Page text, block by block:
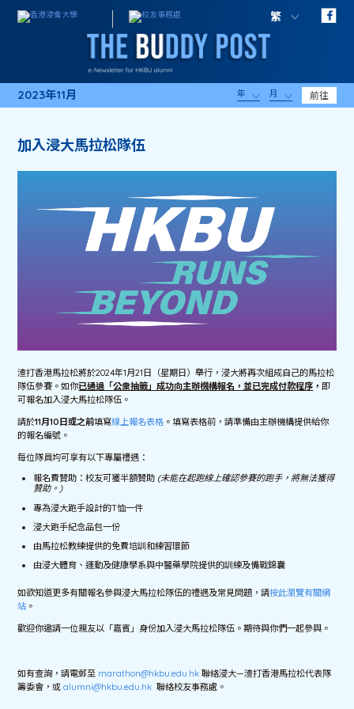
繁
2023年11月 年 月 前往
加入浸大馬拉松隊伍
渣打香港馬拉松將於2024年1月21日（星期日）舉行，浸大將再次組成自己的馬拉松
隊伍參賽。如你已通過「公衆抽籤」成功向主辦機構報名，並已完成付款程序 ， 即
可報名加入浸大馬拉松隊伍。
請於11月10日或之前填寫線上報名表格 。填寫表格前，請準備由主辦機構提供給你
的報名編號。
每位隊員均可享有以下專屬禮遇：
報名費贊助：校友可獲半額贊助 (未能在起跑線上確認參賽的跑手，將無法獲得
贊助。)
專為浸大跑手設計的T恤一件
浸大跑手紀念品包一份
由馬拉松教練提供的免費培訓和練習環節
由浸大體育、運動及健康學系與中醫藥學院提供的訓練及備戰錦囊
如欲知道更多有關報名參與浸大馬拉松隊伍的禮遇及常見問題，請按此瀏覽有關網
站 。
歡迎你邀請一位親友以「嘉賓」身份加入浸大馬拉松隊伍。期待與你們一起參與。
如有查詢，請電郵至 marathon@hkbu.edu.hk 聯絡浸大—渣打香港馬拉松代表隊
籌委會，或alumni@hkbu.edu.hk 聯絡校友事務處。